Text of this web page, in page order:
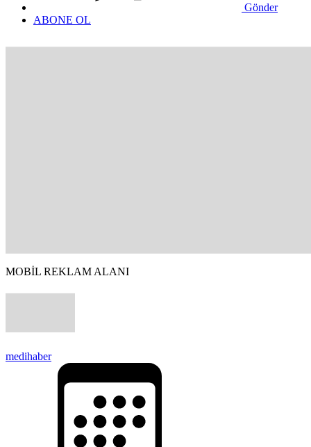
Gönder
ABONE OL
MOBİL REKLAM ALANI
medihaber